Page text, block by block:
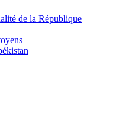
de la République